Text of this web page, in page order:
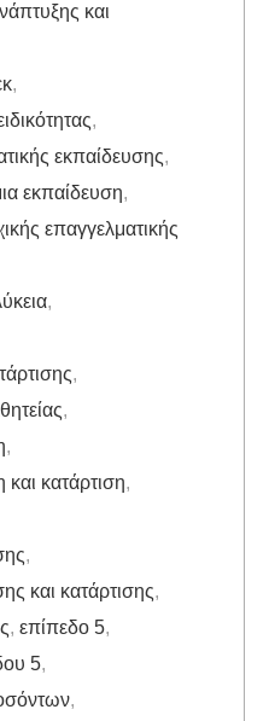
και
,
,
εκπαίδευσης,
εκπαίδευση,
επαγγελματικής
,
,
,
,
κατάρτιση,
,
και κατάρτισης,
, επίπεδο 5,
5,
,